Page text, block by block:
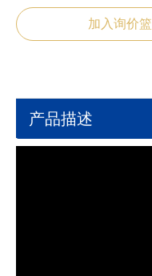
加入询价篮
产品描述